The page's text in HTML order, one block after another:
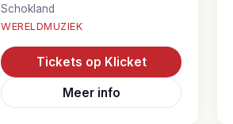
Schokland
WERELDMUZIEK
Tickets op Klicket
Meer info